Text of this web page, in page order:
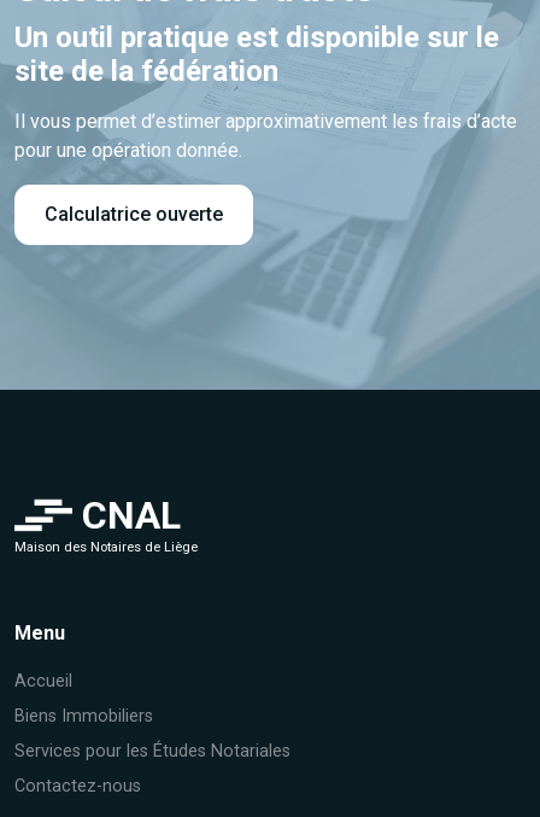
Un outil pratique est disponible sur le
site de la fédération
Il vous permet d’estimer approximativement les frais d’acte
pour une opération donnée.
Calculatrice ouverte
CNAL
Maison des Notaires de Liège
Menu
Accueil
Biens Immobiliers
Services pour les Études Notariales
Contactez-nous